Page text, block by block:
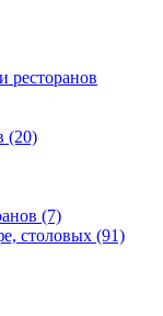
ресторанов
(20)
(7)
столовых (91)